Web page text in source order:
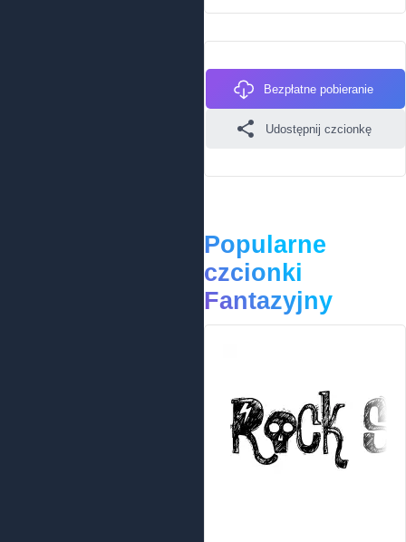
Bezpłatne pobieranie
Udostępnij czcionkę
Popularne
czcionki
Fantazyjny